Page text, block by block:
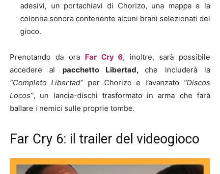
adesivi, un portachiavi di Chorizo, una mappa e la
colonna sonora contenente alcuni brani selezionati del
gioco.
Prenotando da ora Far Cry 6, inoltre, sarà possibile
accedere al pacchetto Libertad,che includerà la
“Completo Libertad” per Chorizo e l’avanzato “Discos
Locos”, un lancia-dischi trasformato in arma che farà
ballare i nemici sulle proprie tombe.
Far Cry 6: il trailer del videogioco